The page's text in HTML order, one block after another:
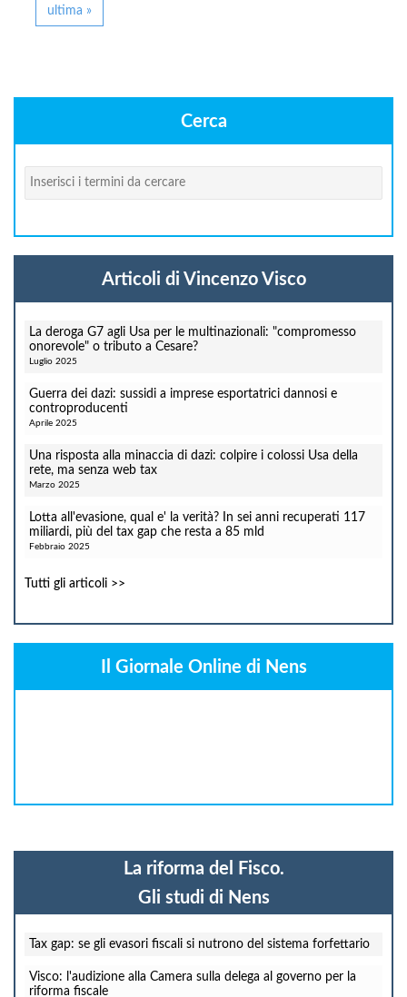
ultima »
Cerca
Cerca
Articoli di Vincenzo Visco
La deroga G7 agli Usa per le multinazionali: "compromesso
onorevole" o tributo a Cesare?
Luglio 2025
Guerra dei dazi: sussidi a imprese esportatrici dannosi e
controproducenti
Aprile 2025
Una risposta alla minaccia di dazi: colpire i colossi Usa della
rete, ma senza web tax
Marzo 2025
Lotta all'evasione, qual e' la verità? In sei anni recuperati 117
miliardi, più del tax gap che resta a 85 mld
Febbraio 2025
Tutti gli articoli >>
Il Giornale Online di Nens
La riforma del Fisco.
Gli studi di Nens
Tax gap: se gli evasori fiscali si nutrono del sistema forfettario
Visco: l'audizione alla Camera sulla delega al governo per la
riforma fiscale